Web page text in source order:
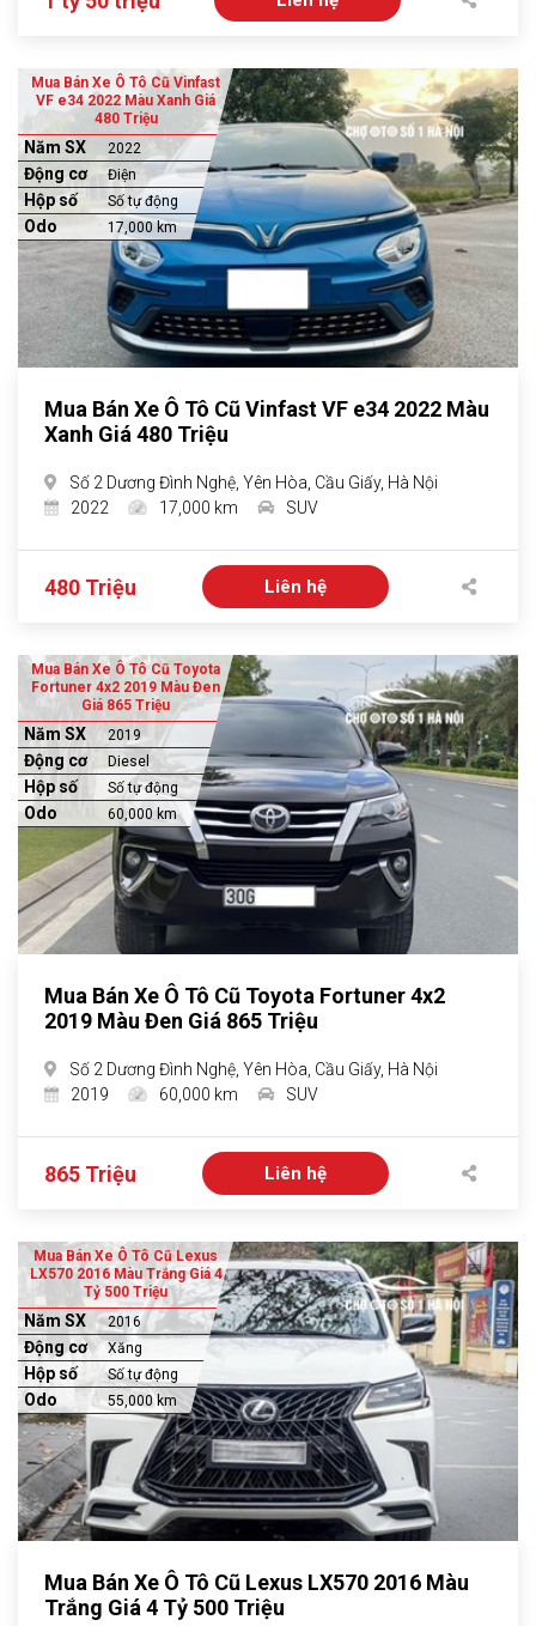
Mua Bán Xe Ô Tô Cũ Vinfast
VF e34 2022 Màu Xanh Giá
480 Triệu
Năm SX 2022
Động cơ Điện
Hộp số Số tự động
Odo 17,000 km
Mua Bán Xe Ô Tô Cũ Vinfast VF e34 2022 Màu
Xanh Giá 480 Triệu
Số 2 Dương Đình Nghệ, Yên Hòa, Cầu Giấy, Hà Nội
2022
17,000 km SUV
480 Triệu Liên hệ
Mua Bán Xe Ô Tô Cũ Toyota
Fortuner 4x2 2019 Màu Đen
Giá 865 Triệu
Năm SX 2019
Động cơ Diesel
Hộp số Số tự động
Odo 60,000 km
Mua Bán Xe Ô Tô Cũ Toyota Fortuner 4x2
2019 Màu Đen Giá 865 Triệu
Số 2 Dương Đình Nghệ, Yên Hòa, Cầu Giấy, Hà Nội
2019
60,000 km SUV
865 Triệu Liên hệ
Mua Bán Xe Ô Tô Cũ Lexus
LX570 2016 Màu Trắng Giá 4
Tỷ 500 Triệu
Năm SX 2016
Động cơ Xăng
Hộp số Số tự động
Odo 55,000 km
Mua Bán Xe Ô Tô Cũ Lexus LX570 2016 Màu
Trắng Giá 4 Tỷ 500 Triệu